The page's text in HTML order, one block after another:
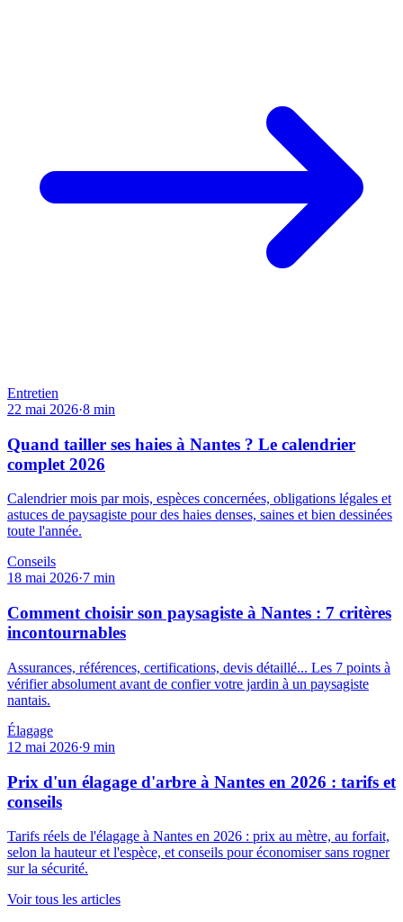
Entretien
22 mai 2026·8 min
Quand tailler ses haies à Nantes ? Le calendrier
complet 2026
Calendrier mois par mois, espèces concernées, obligations légales et
astuces de paysagiste pour des haies denses, saines et bien dessinées
toute l'année.
Conseils
18 mai 2026·7 min
Comment choisir son paysagiste à Nantes : 7 critères
incontournables
Assurances, références, certifications, devis détaillé... Les 7 points à
vérifier absolument avant de confier votre jardin à un paysagiste
nantais.
Élagage
12 mai 2026·9 min
Prix d'un élagage d'arbre à Nantes en 2026 : tarifs et
conseils
Tarifs réels de l'élagage à Nantes en 2026 : prix au mètre, au forfait,
selon la hauteur et l'espèce, et conseils pour économiser sans rogner
sur la sécurité.
Voir tous les articles